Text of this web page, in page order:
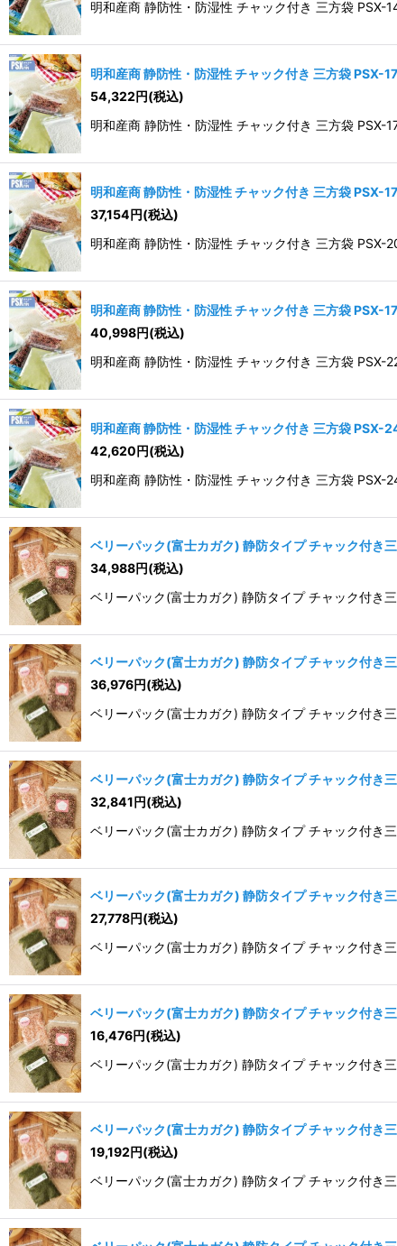
明和産商 静防性・防湿性 チャック付き 三方袋
明和産商 静防性・防湿性 チャック付き 三方袋 PSX-
54,322円(税込)
明和産商 静防性・防湿性 チャック付き 三方袋
明和産商 静防性・防湿性 チャック付き 三方袋 PSX-
37,154円(税込)
明和産商 静防性・防湿性 チャック付き 三方袋
明和産商 静防性・防湿性 チャック付き 三方袋 PSX-
40,998円(税込)
明和産商 静防性・防湿性 チャック付き 三方袋
明和産商 静防性・防湿性 チャック付き 三方袋 PSX-
42,620円(税込)
明和産商 静防性・防湿性 チャック付き 三方袋
ベリーパック(富士カガク) 静防タイプ チャック付
34,988円(税込)
ベリーパック(富士カガク) 静防タイプ チャック付
ベリーパック(富士カガク) 静防タイプ チャック付
36,976円(税込)
ベリーパック(富士カガク) 静防タイプ チャック付
ベリーパック(富士カガク) 静防タイプ チャック付
32,841円(税込)
ベリーパック(富士カガク) 静防タイプ チャック付
ベリーパック(富士カガク) 静防タイプ チャック付
27,778円(税込)
ベリーパック(富士カガク) 静防タイプ チャック付
ベリーパック(富士カガク) 静防タイプ チャック付き
16,476円(税込)
ベリーパック(富士カガク) 静防タイプ チャック付
ベリーパック(富士カガク) 静防タイプ チャック付
19,192円(税込)
ベリーパック(富士カガク) 静防タイプ チャック付